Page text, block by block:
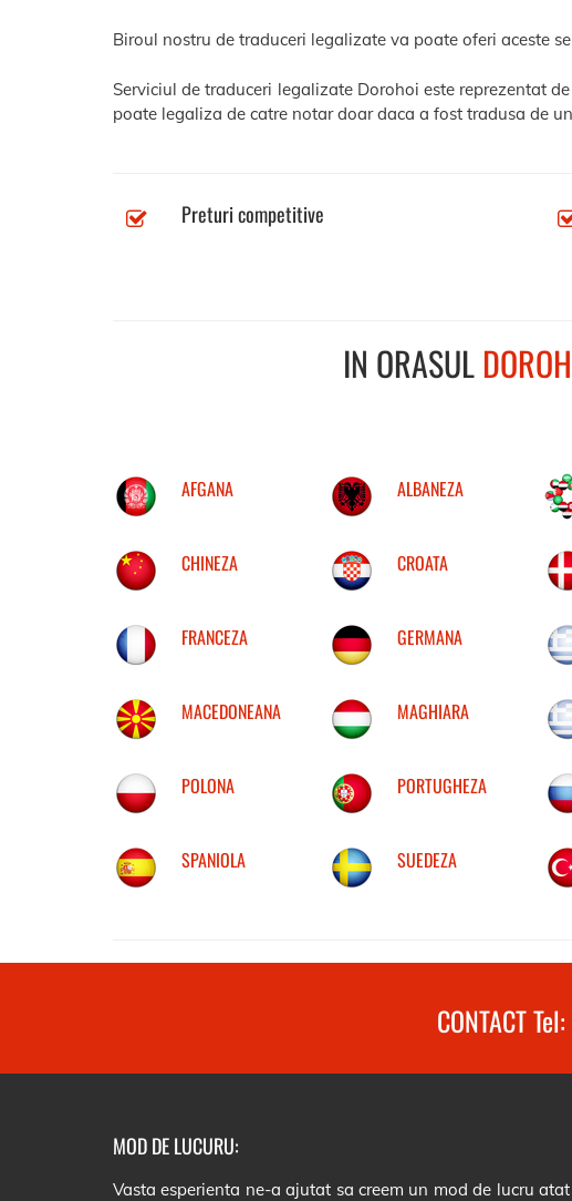
Biroul nostru de traduceri legalizate va poate oferi aceste
Serviciul de traduceri legalizate Dorohoi este reprezentat
poate legaliza de catre notar doar daca a fost tradusa de
Preturi competitive
IN ORASUL
AFGANA ALBANEZA
CHINEZA CROATA
FRANCEZA GERMANA
MACEDONEANA MAGHIARA
POLONA PORTUGHEZA
SPANIOLA SUEDEZA
CONTACT Tel:
MOD DE LUCURU:
Vasta esperienta ne-a ajutat sa creem un mod de lucru